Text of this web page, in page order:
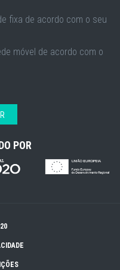
fixa de acordo com o seu
móvel de acordo com o
POR